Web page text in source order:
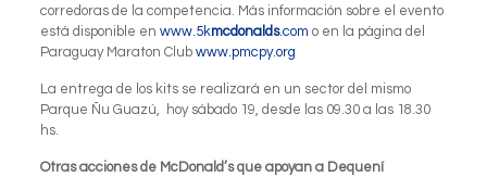
corredoras de la competencia. Más información sobre el evento
está disponible en www.5kmcdonalds.com o en la página del
Paraguay Maraton Club www.pmcpy.org
La entrega de los kits se realizará en un sector del mismo
Parque Ñu Guazú, hoy sábado 19, desde las 09.30 a las 18.30
hs.
Otras acciones de McDonald’s que apoyan a Dequení